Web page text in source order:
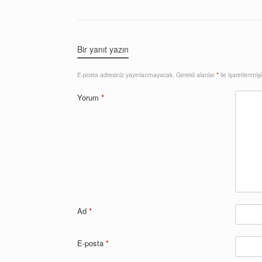
Bir yanıt yazın
E-posta adresiniz yayınlanmayacak. Gerekli alanlar* ile
Yorum *
Ad *
E-posta *